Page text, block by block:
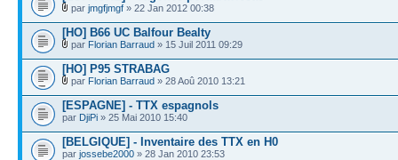
par jmgfjmgf » 22 Jan 2012 00:38
[HO] B66 UC Balfour Bealty
par Florian Barraud » 15 Juil 2011 09:29
[HO] P95 STRABAG
par Florian Barraud » 28 Aoû 2010 13:21
[ESPAGNE] - TTX espagnols
par DjiPi » 25 Mai 2010 15:40
[BELGIQUE] - Inventaire des TTX en H0
par jossebe2000 » 28 Jan 2010 23:53